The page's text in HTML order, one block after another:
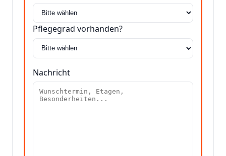
Pflegegrad vorhanden?
Nachricht